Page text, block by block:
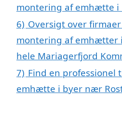
montering af emhætte i
6) Oversigt over
montering af emhætter
hele Mariagerfjord
7) Find en professionel
emhætte i byer nær